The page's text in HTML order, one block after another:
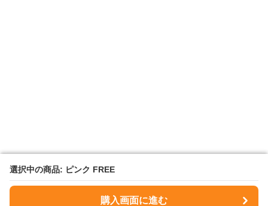
選択中の商品: ピンク FREE
購入画面に進む
選択中の商品: ピンク FREE
購入画面に進む